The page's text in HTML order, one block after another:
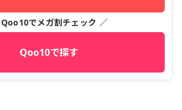
でメガ割チェック ／
Qoo10で探す